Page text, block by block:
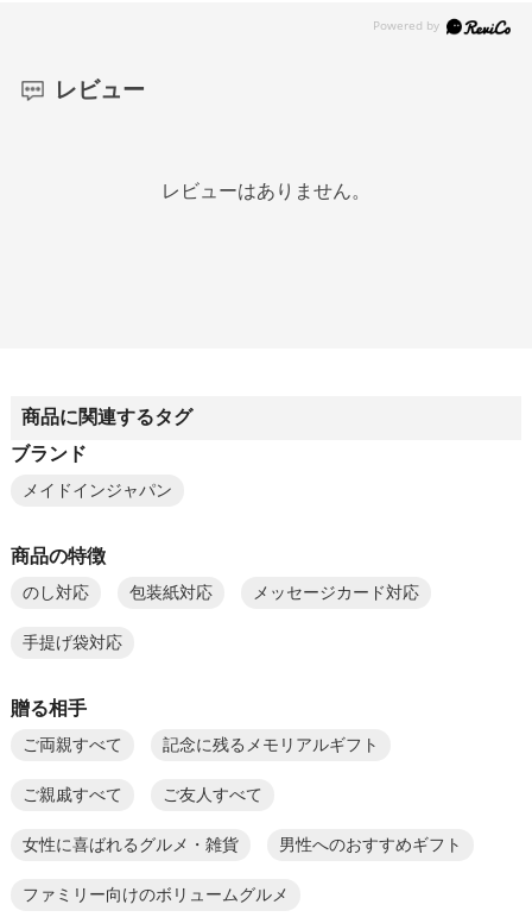
レビュー
レビューはありません。
商品に関連するタグ
ブランド
メイドインジャパン
商品の特徴
のし対応 包装紙対応 メッセージカード対応
手提げ袋対応
贈る相手
ご両親すべて 記念に残るメモリアルギフト
ご親戚すべて ご友人すべて
女性に喜ばれるグルメ・雑貨 男性へのおすすめギフト
ファミリー向けのボリュームグルメ